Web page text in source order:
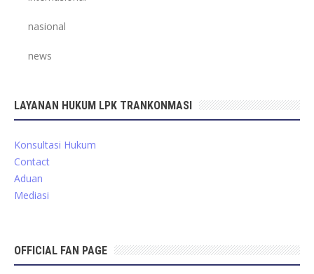
nasional
news
LAYANAN HUKUM LPK TRANKONMASI
Konsultasi Hukum
Contact
Aduan
Mediasi
OFFICIAL FAN PAGE